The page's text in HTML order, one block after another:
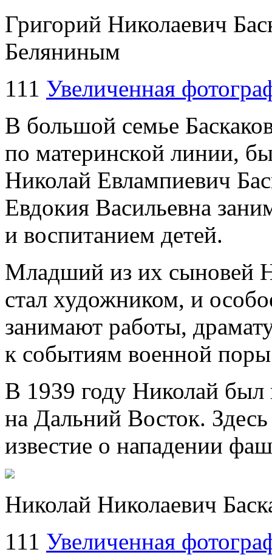
Григорий Николаевич
Беляниным
111 Увеличенная
В большой семье
по материнской линии,
Николай Евлампиевич
Евдокия Васильевна
и воспитанием детей.
Младший из их сыновей
стал художником, и
занимают работы,
к событиям военной
В 1939 году Николай
на Дальний Восток. Здесь
известие о нападении
Николай Николаевич
111 Увеличенная